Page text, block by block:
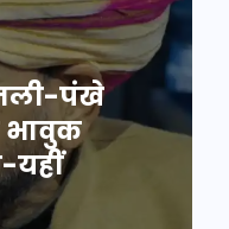
पंखे
भावुक
यहीं